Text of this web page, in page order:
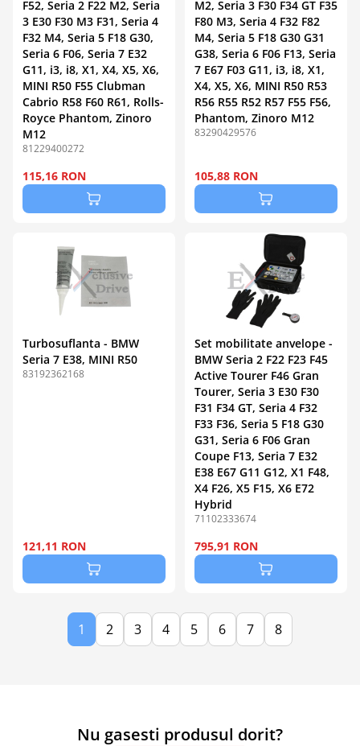
F52, Seria 2 F22 M2, Seria
3 E30 F30 M3 F31, Seria 4
F32 M4, Seria 5 F18 G30,
Seria 6 F06, Seria 7 E32
G11, i3, i8, X1, X4, X5, X6,
MINI R50 F55 Clubman
Cabrio R58 F60 R61, Rolls-
Royce Phantom, Zinoro
M12
81229400272
115,16 RON
M2, Seria 3 F30 F34 GT F35
F80 M3, Seria 4 F32 F82
M4, Seria 5 F18 G30 G31
G38, Seria 6 F06 F13, Seria
7 E67 F03 G11, i3, i8, X1,
X4, X5, X6, MINI R50 R53
R56 R55 R52 R57 F55 F56,
Phantom, Zinoro M12
83290429576
105,88 RON
Turbosuflanta - BMW
Seria 7 E38, MINI R50
83192362168
121,11 RON
Set mobilitate anvelope -
BMW Seria 2 F22 F23 F45
Active Tourer F46 Gran
Tourer, Seria 3 E30 F30
F31 F34 GT, Seria 4 F32
F33 F36, Seria 5 F18 G30
G31, Seria 6 F06 Gran
Coupe F13, Seria 7 E32
E38 E67 G11 G12, X1 F48,
X4 F26, X5 F15, X6 E72
Hybrid
71102333674
795,91 RON
1 2 3 4 5 6 7 8
Nu gasesti produsul dorit?